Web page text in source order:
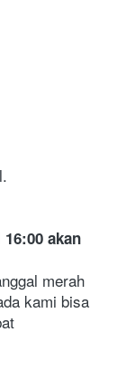
akan
merah
kami bisa